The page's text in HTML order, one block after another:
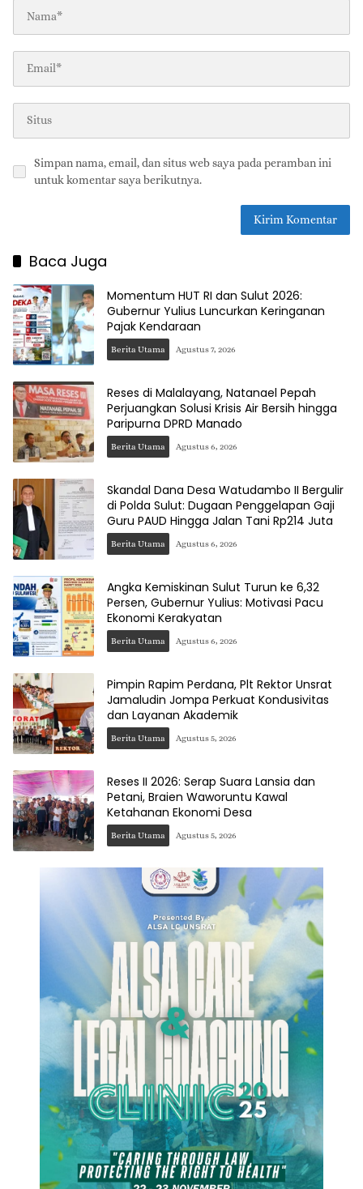
Simpan nama, email, dan situs web saya pada peramban ini
untuk komentar saya berikutnya.
Baca Juga
Momentum HUT RI dan Sulut 2026:
Gubernur Yulius Luncurkan Keringanan
Pajak Kendaraan
Berita Utama Agustus 7, 2026
Reses di Malalayang, Natanael Pepah
Perjuangkan Solusi Krisis Air Bersih hingga
Paripurna DPRD Manado
Berita Utama Agustus 6, 2026
Skandal Dana Desa Watudambo II Bergulir
di Polda Sulut: Dugaan Penggelapan Gaji
Guru PAUD Hingga Jalan Tani Rp214 Juta
Berita Utama Agustus 6, 2026
Angka Kemiskinan Sulut Turun ke 6,32
Persen, Gubernur Yulius: Motivasi Pacu
Ekonomi Kerakyatan
Berita Utama Agustus 6, 2026
Pimpin Rapim Perdana, Plt Rektor Unsrat
Jamaludin Jompa Perkuat Kondusivitas
dan Layanan Akademik
Berita Utama Agustus 5, 2026
Reses II 2026: Serap Suara Lansia dan
Petani, Braien Waworuntu Kawal
Ketahanan Ekonomi Desa
Berita Utama Agustus 5, 2026